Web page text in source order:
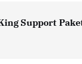
Support